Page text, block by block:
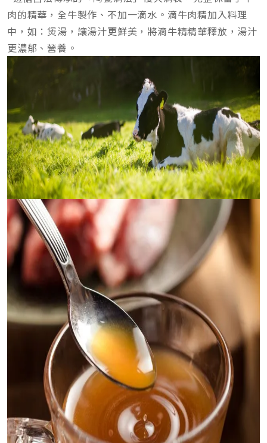
肉的精華，全牛製作、不加一滴水。滴牛肉精加入料理
中，如：煲湯，讓湯汁更鮮美，將滴牛精精華釋放，湯汁
更濃郁、營養。